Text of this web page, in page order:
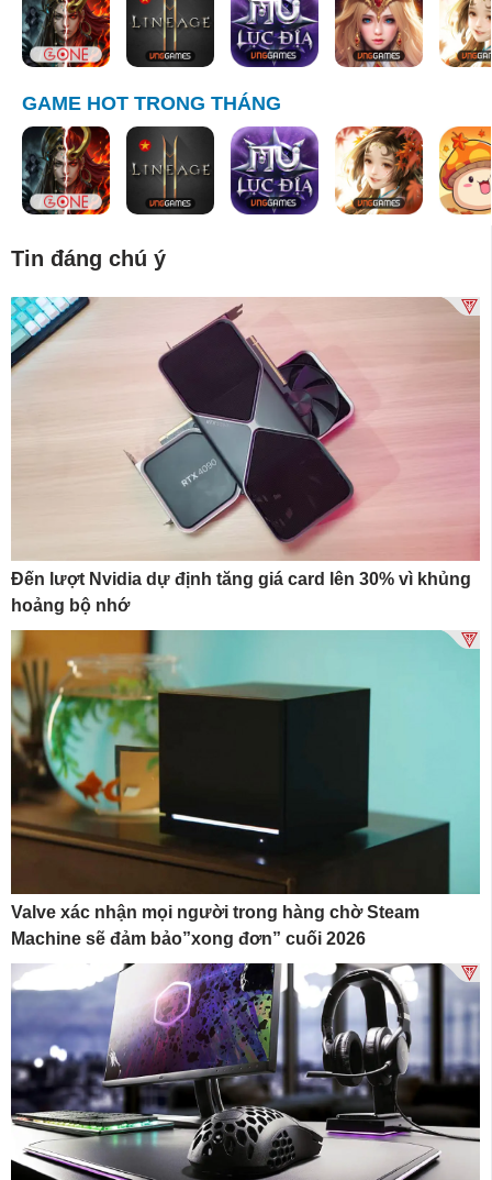
GAME HOT TRONG THÁNG
Tin đáng chú ý
Đến lượt Nvidia dự định tăng giá card lên 30% vì khủng
hoảng bộ nhớ
Valve xác nhận mọi người trong hàng chờ Steam
Machine sẽ đảm bảo”xong đơn” cuối 2026